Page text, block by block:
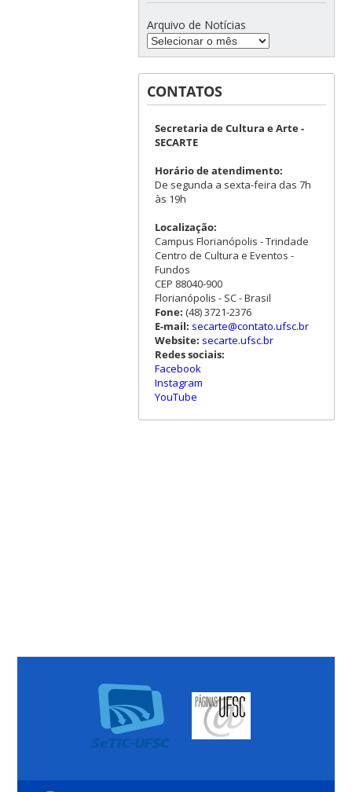
Arquivo de Notícias
CONTATOS
Secretaria de Cultura e Arte -
SECARTE
Horário de atendimento:
De segunda a sexta-feira das 7h
às 19h
Localização:
Campus Florianópolis - Trindade
Centro de Cultura e Eventos -
Fundos
CEP 88040-900
Florianópolis - SC - Brasil
Fone: (48) 3721-2376
E-mail: secarte@contato.ufsc.br
Website: secarte.ufsc.br
Redes sociais:
Facebook
Instagram
YouTube